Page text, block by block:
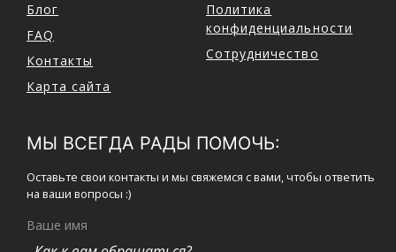
Блог
FAQ
Контакты
Карта сайта
Политика
конфиденциальности
Сотрудничество
МЫ ВСЕГДА РАДЫ ПОМОЧЬ:
Оставьте свои контакты и мы свяжемся с вами, чтобы ответить
на ваши вопросы :)
Ваше имя